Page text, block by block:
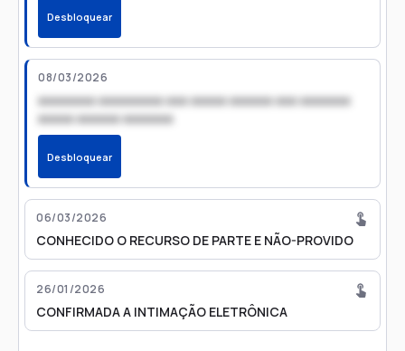
Desbloquear
08/03/2026
xxxxxxxx xxxxxxxxx xxx xxxxx xxxxxx xxx xxxxxxx
xxxxx xxxxxx xxxxxxx
Desbloquear
06/03/2026
CONHECIDO O RECURSO DE PARTE E NÃO-PROVIDO
26/01/2026
CONFIRMADA A INTIMAÇÃO ELETRÔNICA